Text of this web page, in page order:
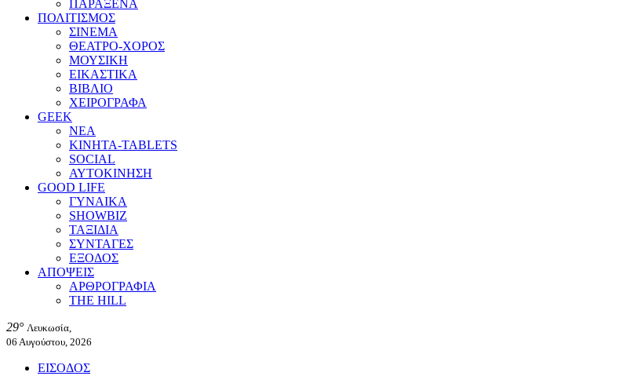
ΠΑΡΑΞΕΝΑ
ΠΟΛΙΤΙΣΜΟΣ
ΣΙΝΕΜΑ
ΘΕΑΤΡΟ-ΧΟΡΟΣ
ΜΟΥΣΙΚΗ
ΕΙΚΑΣΤΙΚΑ
ΒΙΒΛΙΟ
ΧΕΙΡΟΓΡΑΦΑ
GEEK
ΝΕΑ
ΚΙΝΗΤΑ-TABLETS
SOCIAL
ΑΥΤΟΚΙΝΗΣΗ
GOOD LIFE
ΓΥΝΑΙΚΑ
SHOWBIZ
ΤΑΞΙΔΙΑ
ΣΥΝΤΑΓΕΣ
ΕΞΟΔΟΣ
ΑΠΟΨΕΙΣ
ΑΡΘΡΟΓΡΑΦΙΑ
THE HILL
29° Λευκωσία,
06 Αυγούστου, 2026
ΕΙΣΟΔΟΣ